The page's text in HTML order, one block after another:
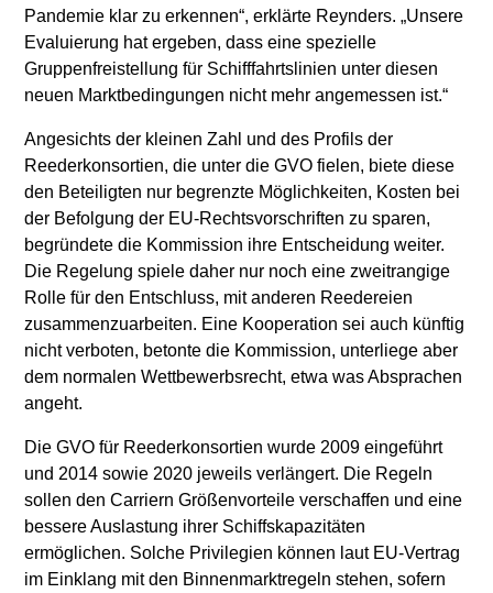
Pandemie klar zu erkennen“, erklärte Reynders. „Unsere
Evaluierung hat ergeben, dass eine spezielle
Gruppenfreistellung für Schifffahrtslinien unter diesen
neuen Marktbedingungen nicht mehr angemessen ist.“
Angesichts der kleinen Zahl und des Profils der
Reederkonsortien, die unter die GVO fielen, biete diese
den Beteiligten nur begrenzte Möglichkeiten, Kosten bei
der Befolgung der EU-Rechtsvorschriften zu sparen,
begründete die Kommission ihre Entscheidung weiter.
Die Regelung spiele daher nur noch eine zweitrangige
Rolle für den Entschluss, mit anderen Reedereien
zusammenzuarbeiten. Eine Kooperation sei auch künftig
nicht verboten, betonte die Kommission, unterliege aber
dem normalen Wettbewerbsrecht, etwa was Absprachen
angeht.
Die GVO für Reederkonsortien wurde 2009 eingeführt
und 2014 sowie 2020 jeweils verlängert. Die Regeln
sollen den Carriern Größenvorteile verschaffen und eine
bessere Auslastung ihrer Schiffskapazitäten
ermöglichen. Solche Privilegien können laut EU-Vertrag
im Einklang mit den Binnenmarktregeln stehen, sofern